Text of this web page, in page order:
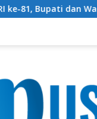
Wakil Bupati Ikuti